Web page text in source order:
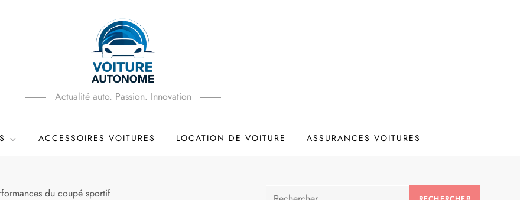
Actualité auto. Passion. Innovation
ACCESSOIRES VOITURES LOCATION DE VOITURE ASSURANCES VOITURES
du coupé sportif Rechercher :